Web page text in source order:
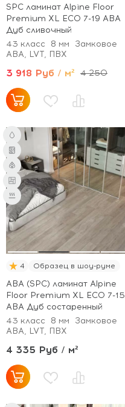
SPC ламинат Alpine Floor
Premium XL ECO 7-19 ABA
Дуб сливочный
43 класс
8 мм
Замковое
ABA, LVT, ПВХ
3 918 Руб / м² 4 250
4 Образец в шоу-руме
ABA (SPC) ламинат Alpine
Floor Premium XL ECO 7-15
ABA Дуб состаренный
43 класс
8 мм
Замковое
ABA, LVT, ПВХ
4 335 Руб / м²